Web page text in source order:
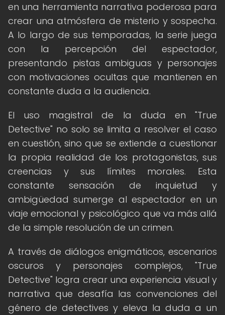
en una herramienta narrativa poderosa para
crear una atmósfera de misterio y sospecha.
A lo largo de sus temporadas, la serie juega
con la percepción del espectador,
presentando pistas ambiguas y personajes
con motivaciones ocultas que mantienen en
constante duda a la audiencia.
El uso magistral de la duda en "True
Detective" no solo se limita a resolver el caso
en cuestión, sino que se extiende a cuestionar
la propia realidad de los protagonistas, sus
creencias y sus límites morales. Esta
constante sensación de inquietud y
ambigüedad sumerge al espectador en un
viaje emocional y psicológico que va más allá
de la simple resolución de un crimen.
A través de diálogos enigmáticos, escenarios
oscuros y personajes complejos, "True
Detective" logra crear una experiencia visual y
narrativa que desafía las convenciones del
género de detectives y eleva la duda a un